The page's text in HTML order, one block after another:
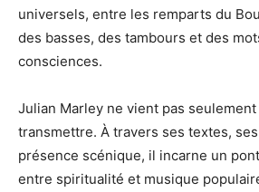
universels, entre les remparts du
des basses, des tambours et des
consciences.
Julian Marley ne vient pas
transmettre. À travers ses textes,
présence scénique, il incarne un
entre spiritualité et musique